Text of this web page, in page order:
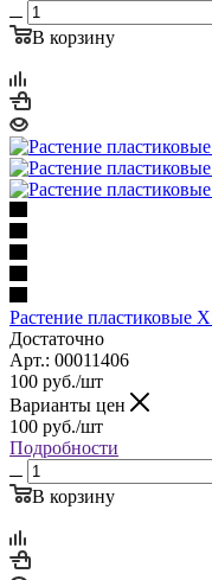
В корзину
Растение пластиковые
Достаточно
Арт.: 00011406
100 руб./шт
Варианты цен
100 руб./шт
Подробности
В корзину